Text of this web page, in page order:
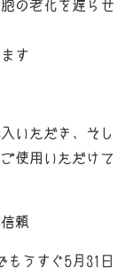
の老化を遅らせ
す
いただき、そし
使用いただけて
頼
うすぐ5月31日